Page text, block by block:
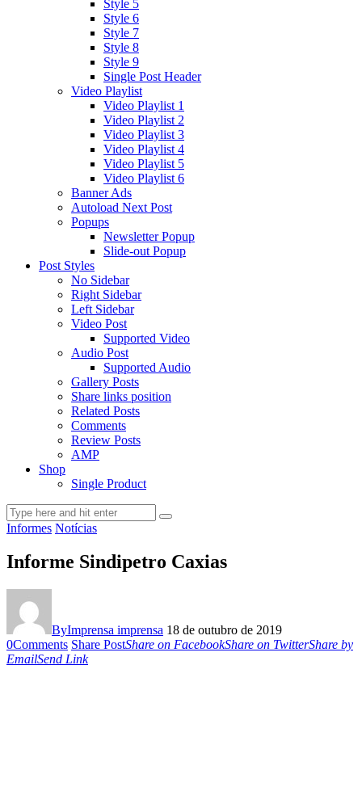
Style 5
Style 6
Style 7
Style 8
Style 9
Single Post Header
Video Playlist
Video Playlist 1
Video Playlist 2
Video Playlist 3
Video Playlist 4
Video Playlist 5
Video Playlist 6
Banner Ads
Autoload Next Post
Popups
Newsletter Popup
Slide-out Popup
Post Styles
No Sidebar
Right Sidebar
Left Sidebar
Video Post
Supported Video
Audio Post
Supported Audio
Gallery Posts
Share links position
Related Posts
Comments
Review Posts
AMP
Shop
Single Product
Informes Notícias
Informe Sindipetro Caxias
ByImprensa imprensa 18 de outubro de 2019
0Comments Share PostShare on FacebookShare on TwitterShare by
EmailSend Link